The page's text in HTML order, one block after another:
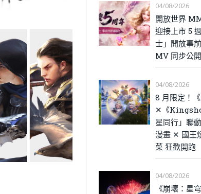
04/08/2026
開放世界
迎接上市 5
士」開放事
MV 同步公開
04/08/2026
8 月限定！《
✕《
星同行」聯
漫畫 ✕ 國王
菜 狂歡開跑
04/08/2026
《崩壞：星